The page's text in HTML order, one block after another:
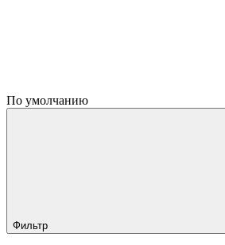
По умолчанию
Фильтр